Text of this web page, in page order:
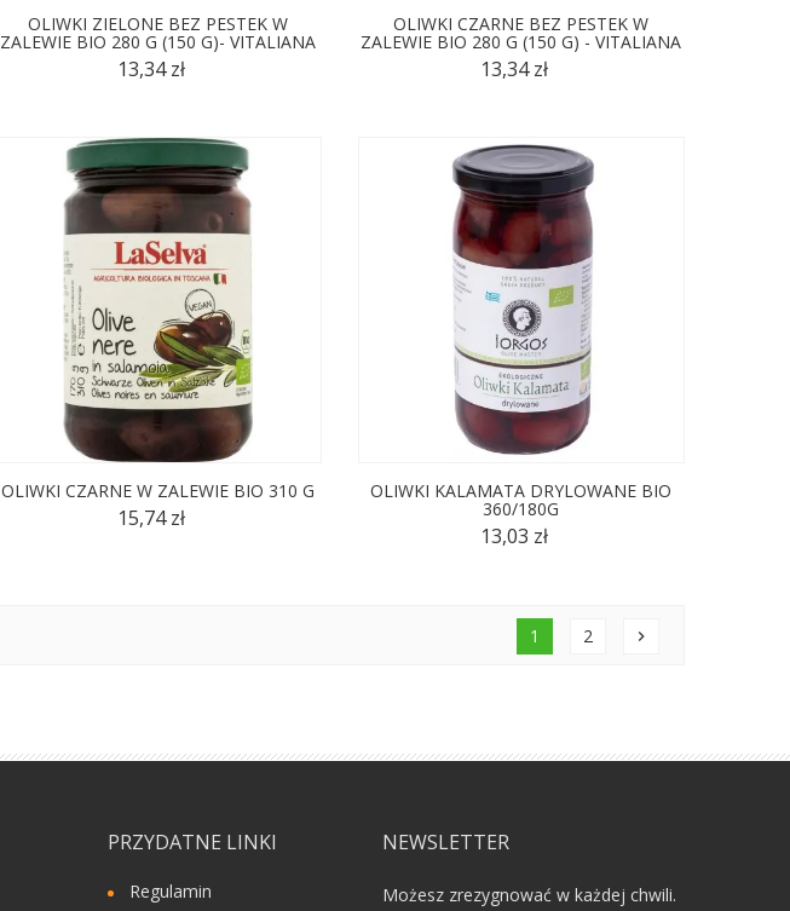
OLIWKI ZIELONE BEZ PESTEK W
ZALEWIE BIO 280 G (150 G)- VITALIANA
13,34 zł
OLIWKI CZARNE BEZ PESTEK W
ZALEWIE BIO 280 G (150 G) - VITALIANA
13,34 zł
OLIWKI CZARNE W ZALEWIE BIO 310 G
15,74 zł
OLIWKI KALAMATA DRYLOWANE BIO
360/180G
13,03 zł
1 2 chevron_right
PRZYDATNE LINKI
Regulamin
NEWSLETTER
Możesz zrezygnować w każdej chwili.